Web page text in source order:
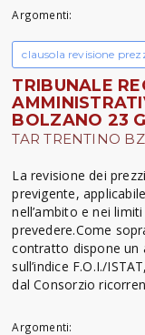
Argomenti:
clausola revisione
TRIBUNALE
BOLZANO 23
TAR TRENTINO
La revisione dei
previgente,
nell’ambito e nei
prevedere.Come
contratto dispone un
sull’indice F.O.I./
dal Consorzio
Argomenti: